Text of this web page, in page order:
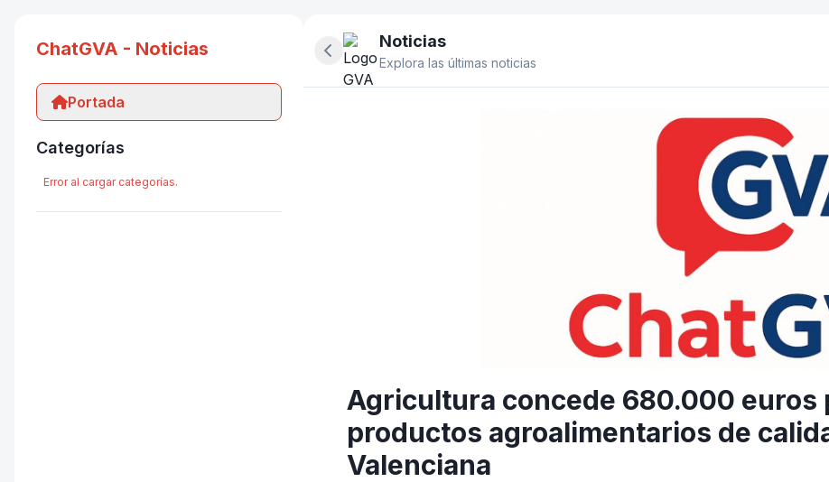
ChatGVA - Noticias
Portada
Categorías
Error al cargar categorías.
Ocultar panel lateral
Noticias
Explora las últimas noticias
Agricultura concede 680.000 euros
productos agroalimentarios de
Valenciana